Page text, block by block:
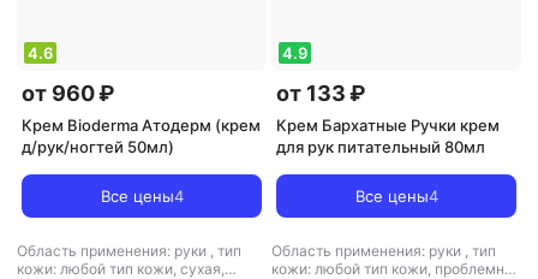
4.6
от 960 ₽
Крем Bioderma Атодерм (крем
д/рук/ногтей 50мл)
Все цены4
Область применения: руки , тип
кожи: любой тип кожи, сухая,
4.9
от 133 ₽
Крем Бархатные Ручки крем
для рук питательный 80мл
Все цены4
Область применения: руки , тип
кожи: любой тип кожи, проблемная